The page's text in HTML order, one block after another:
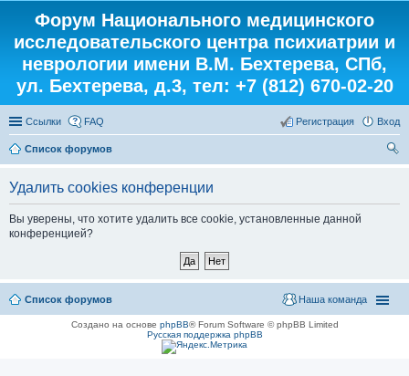
Форум Национального медицинского
исследовательского центра психиатрии и
неврологии имени В.М. Бехтерева, СПб,
ул. Бехтерева, д.3, тел: +7 (812) 670-02-20
Ссылки FAQ Вход
Регистрация
Список форумов
Удалить cookies конференции
Вы уверены, что хотите удалить все cookie, установленные данной
конференцией?
Список форумов Наша команда
Создано на основе phpBB® Forum Software © phpBB Limited
Русская поддержка phpBB